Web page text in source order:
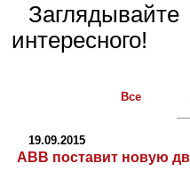
интересного!
Все
19.09.2015
ABB поставит новую